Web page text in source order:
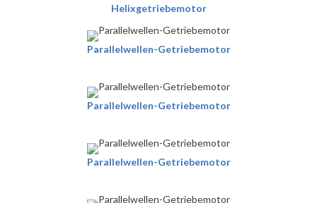
Helixgetriebemotor
Parallelwellen-Getriebemotor
Parallelwellen-Getriebemotor
Parallelwellen-Getriebemotor